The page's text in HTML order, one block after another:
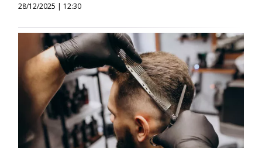
28/12/2025 | 12:30